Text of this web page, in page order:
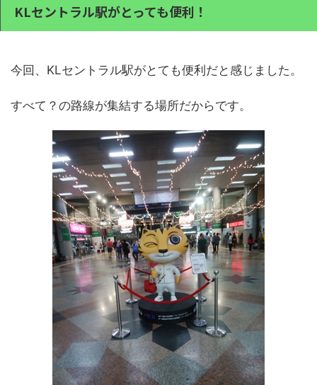
KLセントラル駅がとっても便利！
今回、KLセントラル駅がとても便利だと感じました。
すべて？の路線が集結する場所だからです。